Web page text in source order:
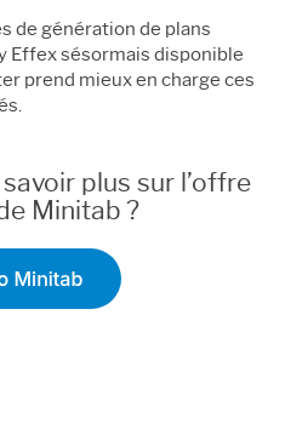
de génération de plans
Effex sésormais disponible
prend mieux en charge ces
plus sur l’offre
Minitab ?